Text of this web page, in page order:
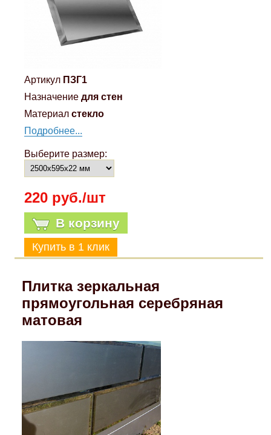
Артикул ПЗГ1
Назначение для стен
Материал стекло
Подробнее...
Выберите размер:
220 руб./шт
В корзину
Плитка зеркальная
прямоугольная серебряная
матовая